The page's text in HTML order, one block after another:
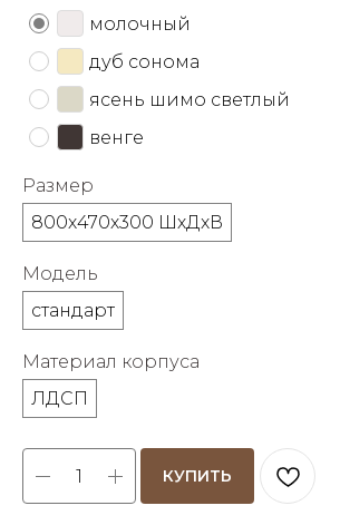
молочный
дуб сонома
ясень шимо светлый
венге
Размер
800х470х300 ШхДхВ
Модель
стандарт
Материал корпуса
ЛДСП
КУПИТЬ
об оплате Плайтом
недели